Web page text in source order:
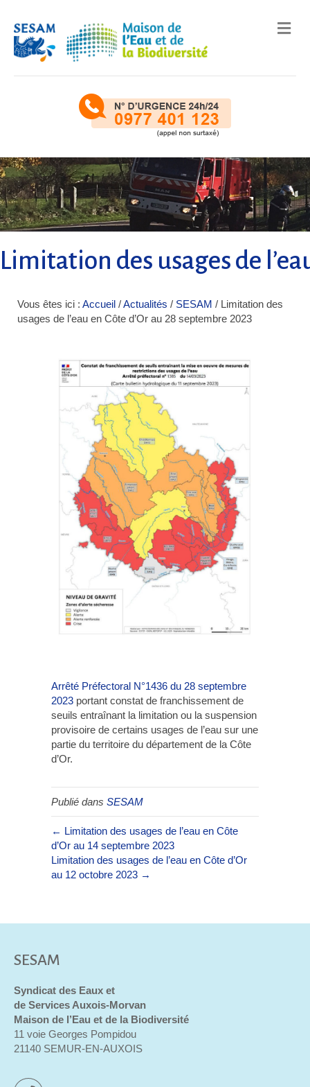
Limitation des usages de
Vous êtes ici : Accueil /Actualités / SESAM / Limitation des
usages de l’eau en Côte d’Or au 28 septembre 2023
Arrêté Préfectoral N°1436 du 28 septembre
2023 portant constat de franchissement de
seuils entraînant la limitation ou la suspension
provisoire de certains usages de l’eau sur une
partie du territoire du département de la Côte
d’Or.
Publié dans SESAM
← Limitation des usages de l’eau en Côte
d’Or au 14 septembre 2023
Limitation des usages de l’eau en Côte d’Or
au 12 octobre 2023 →
SESAM
Syndicat des Eaux et
de Services Auxois-Morvan
Maison de l’Eau et de la Biodiversité
11 voie Georges Pompidou
21140 SEMUR-EN-AUXOIS